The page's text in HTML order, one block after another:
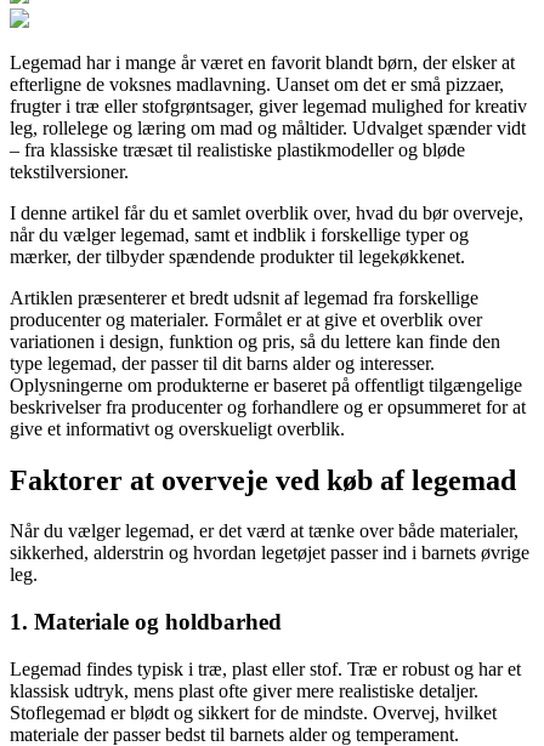
Legemad har i mange år været en favorit blandt børn, der elsker at
efterligne de voksnes madlavning. Uanset om det er små pizzaer,
frugter i træ eller stofgrøntsager, giver legemad mulighed for kreativ
leg, rollelege og læring om mad og måltider. Udvalget spænder vidt
– fra klassiske træsæt til realistiske plastikmodeller og bløde
tekstilversioner.
I denne artikel får du et samlet overblik over, hvad du bør overveje,
når du vælger legemad, samt et indblik i forskellige typer og
mærker, der tilbyder spændende produkter til legekøkkenet.
Artiklen præsenterer et bredt udsnit af legemad fra forskellige
producenter og materialer. Formålet er at give et overblik over
variationen i design, funktion og pris, så du lettere kan finde den
type legemad, der passer til dit barns alder og interesser.
Oplysningerne om produkterne er baseret på offentligt tilgængelige
beskrivelser fra producenter og forhandlere og er opsummeret for at
give et informativt og overskueligt overblik.
Faktorer at overveje ved køb af legemad
Når du vælger legemad, er det værd at tænke over både materialer,
sikkerhed, alderstrin og hvordan legetøjet passer ind i barnets øvrige
leg.
1. Materiale og holdbarhed
Legemad findes typisk i træ, plast eller stof. Træ er robust og har et
klassisk udtryk, mens plast ofte giver mere realistiske detaljer.
Stoflegemad er blødt og sikkert for de mindste. Overvej, hvilket
materiale der passer bedst til barnets alder og temperament.